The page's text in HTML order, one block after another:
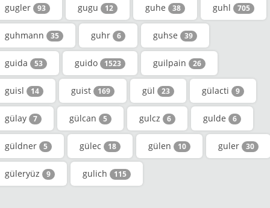
gugler 93 gugu 12 guhe 38 guhl 705
guhmann 35 guhr 6 guhse 39
guida 53 guido 1523 guilpain 26
guisl 14 guist 169 gül 23 gülacti 9
gülay 7 gülcan 5 gulcz 6 gulde 6
güldner 5 gülec 18 gülen 10 guler 30
güleryüz 9 gulich 115